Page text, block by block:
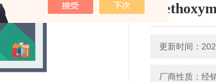
更新时间：
厂商性质：经